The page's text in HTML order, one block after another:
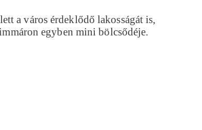
a város érdeklődő lakosságát is,
egyben mini bölcsődéje.